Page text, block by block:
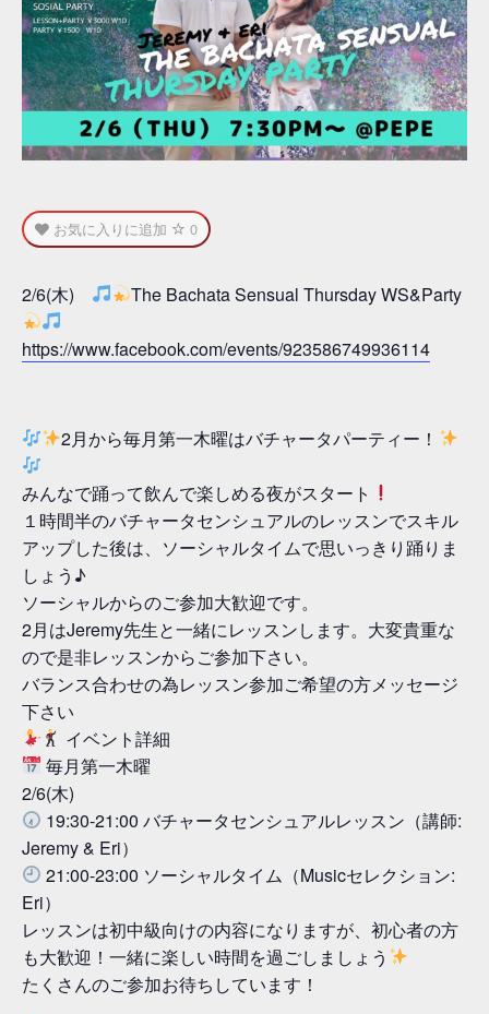
お気に入りに追加 0
2/6(木) The Bachata Sensual Thursday WS&Party
https://www.facebook.com/events/923586749936114
2月から毎月第一木曜はバチャータパーティー！
みんなで踊って飲んで楽しめる夜がスタート
１時間半のバチャータセンシュアルのレッスンでスキル
アップした後は、ソーシャルタイムで思いっきり踊りま
しょう♪
ソーシャルからのご参加大歓迎です。
2月はJeremy先生と一緒にレッスンします。大変貴重な
ので是非レッスンからご参加下さい。
バランス合わせの為レッスン参加ご希望の方メッセージ
下さい
イベント詳細
毎月第一木曜
2/6(木)
19:30-21:00 バチャータセンシュアルレッスン（講師:
Jeremy & Eri）
21:00-23:00 ソーシャルタイム（Musicセレクション:
Eri）
レッスンは初中級向けの内容になりますが、初心者の方
も大歓迎！一緒に楽しい時間を過ごしましょう
たくさんのご参加お待ちしています！